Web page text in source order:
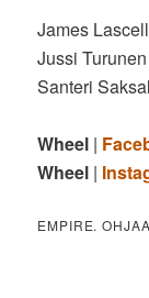
James
Jussi
Santeri
Wheel |
Wheel |
EMPIRE.